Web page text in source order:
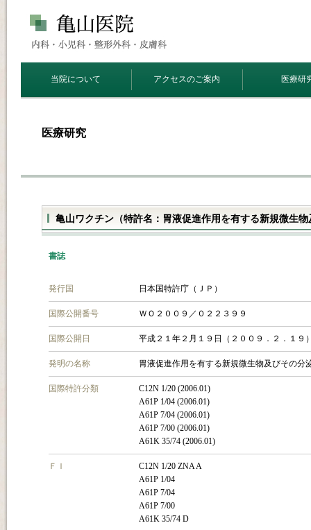
当院について アクセスのご案内 医療研
医療研究
亀山ワクチン（特許名：胃液促進作用を有する新規微生
書誌
発行国 日本国特許庁（ＪＰ）
国際公開番号 ＷＯ２００９／０２２３９９
国際公開日 平成２１年２月１９日（２００９．２．１９
発明の名称 胃液促進作用を有する新規微生物及びその分
国際特許分類
C12N 1/20 (2006.01)
A61P 1/04 (2006.01)
A61P 7/04 (2006.01)
A61P 7/00 (2006.01)
A61K 35/74 (2006.01)
ＦＩ
C12N 1/20 ZNA A
A61P 1/04
A61P 7/04
A61P 7/00
A61K 35/74 D